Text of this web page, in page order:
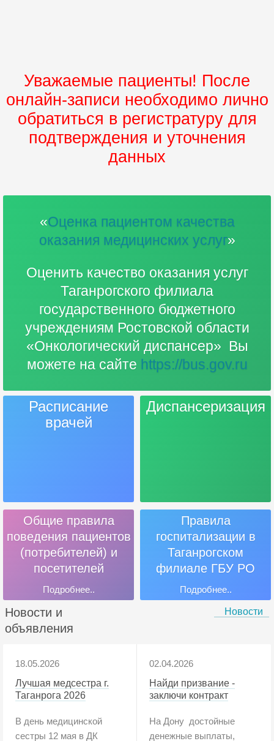
Уважаемые пациенты! После
онлайн-записи необходимо лично
обратиться в регистратуру для
подтверждения и уточнения
данных
«Оценка пациентом качества
оказания медицинских услуг»
Оценить качество оказания услуг
Таганрогского филиала
государственного бюджетного
учреждениям Ростовской области
«Онкологический диспансер» Вы
можете на сайте https://bus.gov.ru
Расписание
врачей
Диспансеризация
Общие правила
поведения пациентов
(потребителей) и
посетителей
Подробнее..
Правила
госпитализации в
Таганрогском
филиале ГБУ РО
«Онкодиспансер»
Подробнее..
Новости и
объявления
Новости
18.05.2026
Лучшая медсестра г.
Таганрога 2026
В день медицинской
сестры 12 мая в ДК
02.04.2026
Найди призвание -
заключи контракт
На Дону достойные
денежные выплаты,